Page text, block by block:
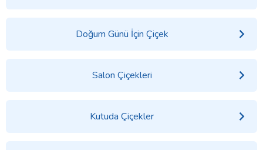
Doğum Günü İçin Çiçek
Salon Çiçekleri
Kutuda Çiçekler